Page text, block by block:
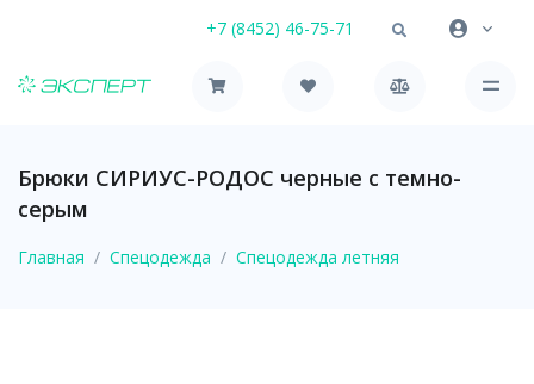
+7 (8452) 46-75-71
Брюки СИРИУС-РОДОС черные с темно-
серым
Главная Спецодежда Спецодежда летняя